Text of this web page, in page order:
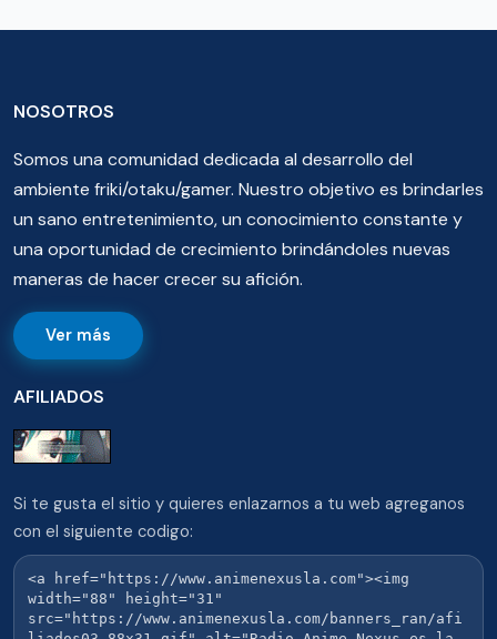
NOSOTROS
Somos una comunidad dedicada al desarrollo del
ambiente friki/otaku/gamer. Nuestro objetivo es brindarles
un sano entretenimiento, un conocimiento constante y
una oportunidad de crecimiento brindándoles nuevas
maneras de hacer crecer su afición.
Ver más
AFILIADOS
Si te gusta el sitio y quieres enlazarnos a tu web agreganos
con el siguiente codigo: